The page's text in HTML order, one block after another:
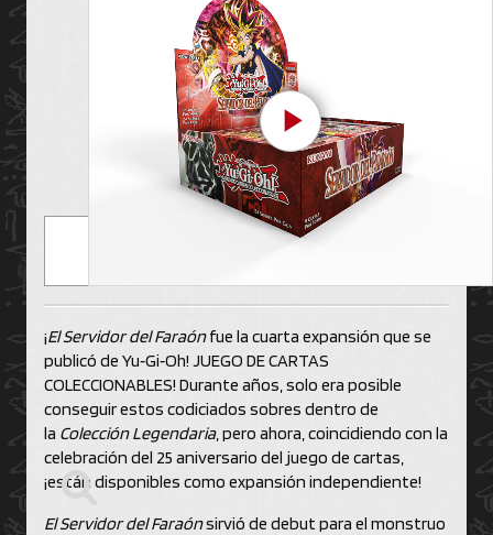
Play Video
¡El Servidor del Faraón fue la cuarta expansión que se
publicó de Yu‑Gi‑Oh! JUEGO DE CARTAS
COLECCIONABLES! Durante años, solo era posible
conseguir estos codiciados sobres dentro de
la Colección Legendaria, pero ahora, coincidiendo con la
celebración del 25 aniversario del juego de cartas,
¡están disponibles como expansión independiente!
El Servidor del Faraónsirvió de debut para el monstruo